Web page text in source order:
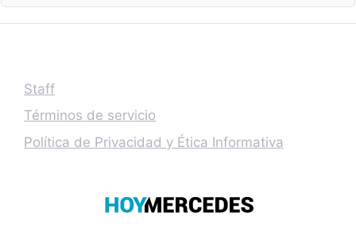
Staff
Términos de servicio
Política de Privacidad y Ética Informativa